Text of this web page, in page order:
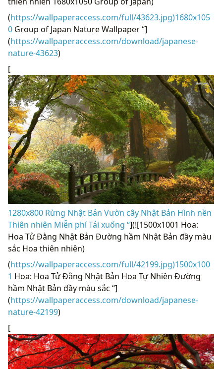
Trang web này sử dụng Cookies để cải thiện
Đã hiểu!
(https://wallpaperaccess.com/full/43623.jpg)1680x105
0Group of Japan Nature Wallpaper “]
(https://wallpaperaccess.com/download/japanese-
nature-43623)
[
1280x800 Rừng Nhật Bản Vườn cây Nhật Bản Hình nền
Thiên nhiên Miễn phí Tải xuống “](![1500x1001 Hoa:
Hoa Tử Đằng Nhật Bản Đường hầm Nhật Bản đầy màu
sắc Hoa thiên nhiên)
(https://wallpaperaccess.com/full/42199.jpg)1500x100
1Hoa: Hoa Tử Đằng Nhật Bản Hoa Tự Nhiên Đường
hầm Nhật Bản đầy màu sắc “]
(https://wallpaperaccess.com/download/japanese-
nature-42199)
[